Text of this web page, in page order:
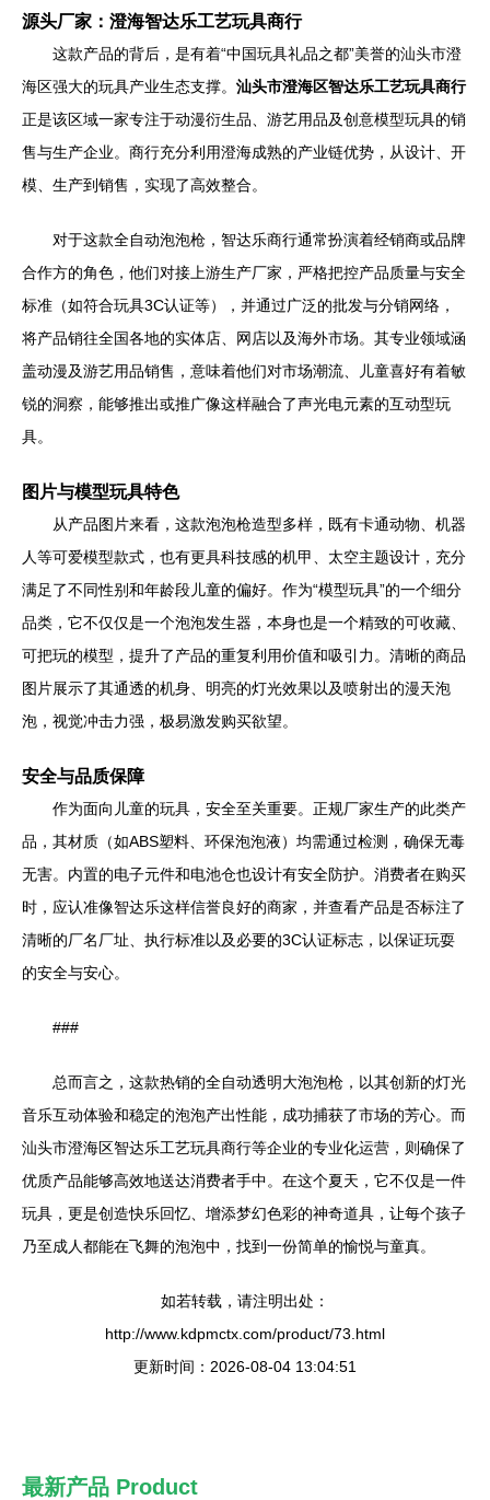
源头厂家：澄海智达乐工艺玩具商行
这款产品的背后，是有着“中国玩具礼品之都”美誉的汕头市澄
海区强大的玩具产业生态支撑。 汕头市澄海区智达乐工艺玩具商行
正是该区域一家专注于动漫衍生品、游艺用品及创意模型玩具的销
售与生产企业。商行充分利用澄海成熟的产业链优势，从设计、开
模、生产到销售，实现了高效整合。
对于这款全自动泡泡枪，智达乐商行通常扮演着经销商或品牌
合作方的角色，他们对接上游生产厂家，严格把控产品质量与安全
标准（如符合玩具3C认证等），并通过广泛的批发与分销网络，
将产品销往全国各地的实体店、网店以及海外市场。其专业领域涵
盖动漫及游艺用品销售，意味着他们对市场潮流、儿童喜好有着敏
锐的洞察，能够推出或推广像这样融合了声光电元素的互动型玩
具。
图片与模型玩具特色
从产品图片来看，这款泡泡枪造型多样，既有卡通动物、机器
人等可爱模型款式，也有更具科技感的机甲、太空主题设计，充分
满足了不同性别和年龄段儿童的偏好。作为“模型玩具”的一个细分
品类，它不仅仅是一个泡泡发生器，本身也是一个精致的可收藏、
可把玩的模型，提升了产品的重复利用价值和吸引力。清晰的商品
图片展示了其通透的机身、明亮的灯光效果以及喷射出的漫天泡
泡，视觉冲击力强，极易激发购买欲望。
安全与品质保障
作为面向儿童的玩具，安全至关重要。正规厂家生产的此类产
品，其材质（如ABS塑料、环保泡泡液）均需通过检测，确保无毒
无害。内置的电子元件和电池仓也设计有安全防护。消费者在购买
时，应认准像智达乐这样信誉良好的商家，并查看产品是否标注了
清晰的厂名厂址、执行标准以及必要的3C认证标志，以保证玩耍
的安全与安心。
###
总而言之，这款热销的全自动透明大泡泡枪，以其创新的灯光
音乐互动体验和稳定的泡泡产出性能，成功捕获了市场的芳心。而
汕头市澄海区智达乐工艺玩具商行等企业的专业化运营，则确保了
优质产品能够高效地送达消费者手中。在这个夏天，它不仅是一件
玩具，更是创造快乐回忆、增添梦幻色彩的神奇道具，让每个孩子
乃至成人都能在飞舞的泡泡中，找到一份简单的愉悦与童真。
如若转载，请注明出处：
http://www.kdpmctx.com/product/73.html
更新时间：2026-08-04 13:04:51
最新产品 Product